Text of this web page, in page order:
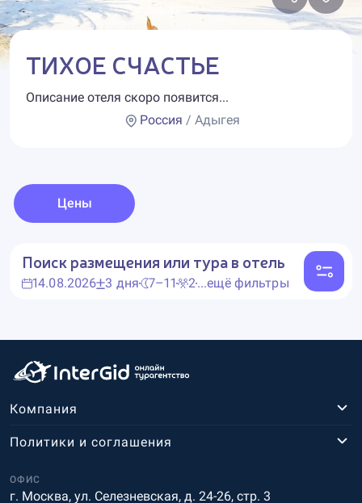
ТИХОЕ СЧАСТЬЕ
Описание отеля скоро появится...
Россия / Адыгея
Цены
Поиск размещения или тура в отель
14.08.2026 3 дня 7–11 2...ещё фильтры
Компания
ОФИС
г. Москва, ул. Селезневская, д. 24-26, стр. 3
Политики и соглашения